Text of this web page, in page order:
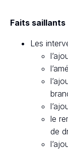
Faits saillants
Les
le
de